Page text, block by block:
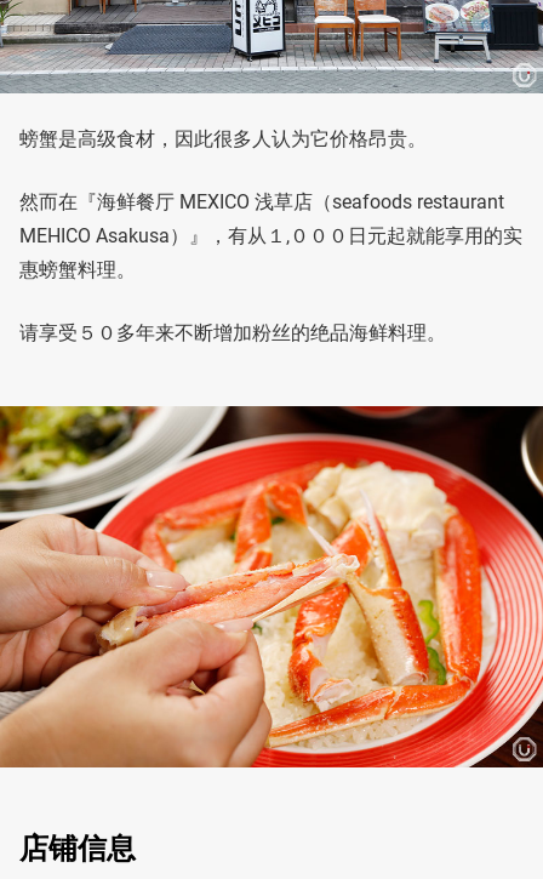
螃蟹是高级食材，因此很多人认为它价格昂贵。
然而在『海鲜餐厅 MEXICO 浅草店（seafoods restaurant
MEHICO Asakusa）』，有从１,０００日元起就能享用的实
惠螃蟹料理。
请享受５０多年来不断增加粉丝的绝品海鲜料理。
店铺信息